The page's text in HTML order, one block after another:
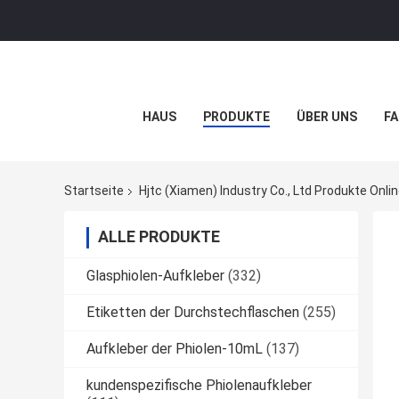
HAUS PRODUKTE ÜBER UNS
Startseite Hjtc (Xiamen) Industry Co., Ltd Produkte
ALLE PRODUKTE
Glasphiolen-Aufkleber (332)
Etiketten der Durchstechflaschen (255)
Aufkleber der Phiolen-10mL (137)
kundenspezifische Phiolenaufkleber